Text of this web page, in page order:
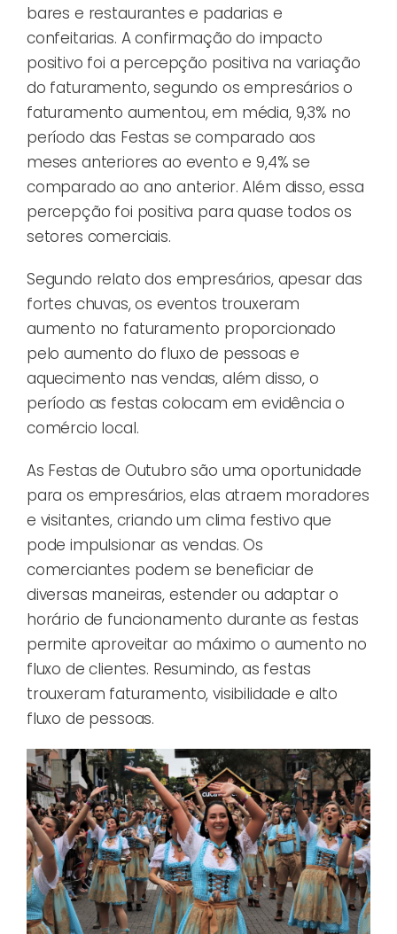
bares e restaurantes e padarias e
confeitarias. A confirmação do impacto
positivo foi a percepção positiva na variação
do faturamento, segundo os empresários o
faturamento aumentou, em média, 9,3% no
período das Festas se comparado aos
meses anteriores ao evento e 9,4% se
comparado ao ano anterior. Além disso, essa
percepção foi positiva para quase todos os
setores comerciais.
Segundo relato dos empresários, apesar das
fortes chuvas, os eventos trouxeram
aumento no faturamento proporcionado
pelo aumento do fluxo de pessoas e
aquecimento nas vendas, além disso, o
período as festas colocam em evidência o
comércio local.
As Festas de Outubro são uma oportunidade
para os empresários, elas atraem moradores
e visitantes, criando um clima festivo que
pode impulsionar as vendas. Os
comerciantes podem se beneficiar de
diversas maneiras, estender ou adaptar o
horário de funcionamento durante as festas
permite aproveitar ao máximo o aumento no
fluxo de clientes. Resumindo, as festas
trouxeram faturamento, visibilidade e alto
fluxo de pessoas.